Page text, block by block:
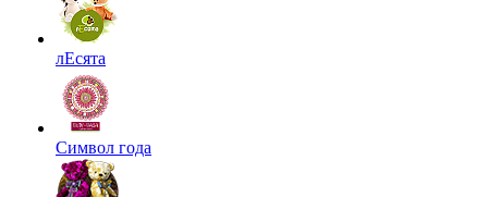
лЕсята
Символ года